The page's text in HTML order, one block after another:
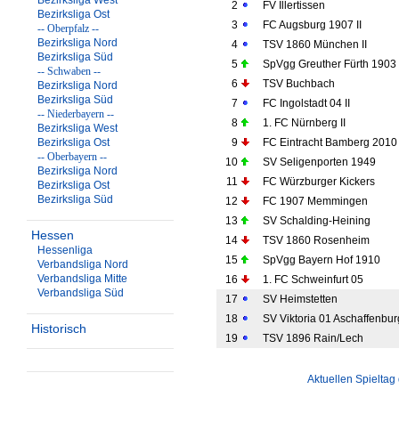
Bezirksliga Ost
-- Oberpfalz --
Bezirksliga Nord
Bezirksliga Süd
-- Schwaben --
Bezirksliga Nord
Bezirksliga Süd
-- Niederbayern --
Bezirksliga West
Bezirksliga Ost
-- Oberbayern --
Bezirksliga Nord
Bezirksliga Ost
Bezirksliga Süd
Hessen
Hessenliga
Verbandsliga Nord
Verbandsliga Mitte
Verbandsliga Süd
Historisch
2
FV Illertissen
3
FC Augsburg 1907 II
4
TSV 1860 München II
5
SpVgg Greuther Fürth 1903
6
TSV Buchbach
7
FC Ingolstadt 04 II
8
1. FC Nürnberg II
9
FC Eintracht Bamberg 2010
10
SV Seligenporten 1949
11
FC Würzburger Kickers
12
FC 1907 Memmingen
13
SV Schalding-Heining
14
TSV 1860 Rosenheim
15
SpVgg Bayern Hof 1910
16
1. FC Schweinfurt 05
17
SV Heimstetten
18
SV Viktoria 01
19
TSV 1896 Rain/Lech
Aktuellen Spieltag